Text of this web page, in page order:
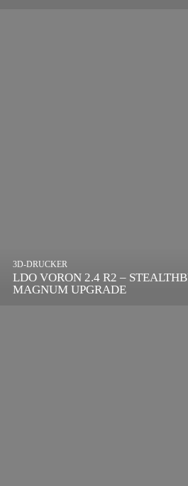
LDO VORON 2.4 R2 –
MAGNUM UPGRADE
3D-DRUCKER